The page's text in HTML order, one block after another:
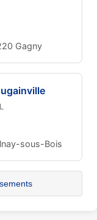
Gagny
sous-Bois